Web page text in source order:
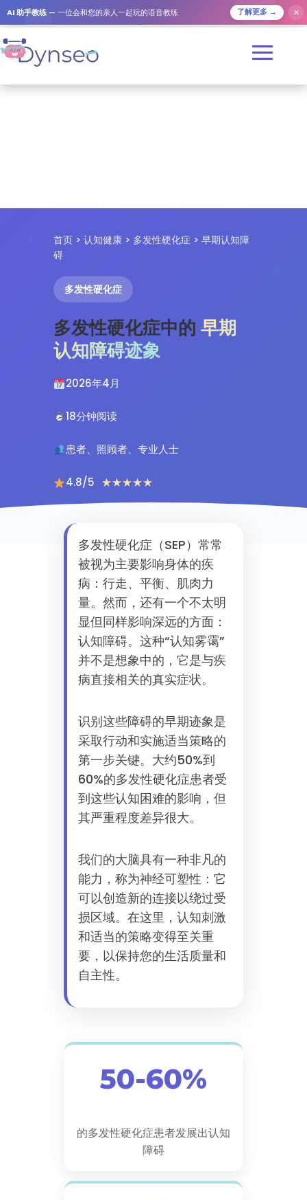
AI 助手教练 — 一位会和您的亲人一起玩的语音教练 了解更多 → ✕
首页 >认知健康 > 多发性硬化症 > 早期认知障
碍
多发性硬化症
多发性硬化症中的早期
认知障碍迹象
2026年4月
18分钟阅读
患者、照顾者、专业人士
4.8/5 ★★★★★
多发性硬化症（SEP）常常
被视为主要影响身体的疾
病：行走、平衡、肌肉力
量。然而，还有一个不太明
显但同样影响深远的方面：
认知障碍。这种“认知雾霭”
并不是想象中的，它是与疾
病直接相关的真实症状。
识别这些障碍的早期迹象是
采取行动和实施适当策略的
第一步关键。大约50%到
60%的多发性硬化症患者受
到这些认知困难的影响，但
其严重程度差异很大。
我们的大脑具有一种非凡的
能力，称为神经可塑性：它
可以创造新的连接以绕过受
损区域。在这里，认知刺激
和适当的策略变得至关重
要，以保持您的生活质量和
自主性。
50-60%
的多发性硬化症患者发展出认知
障碍